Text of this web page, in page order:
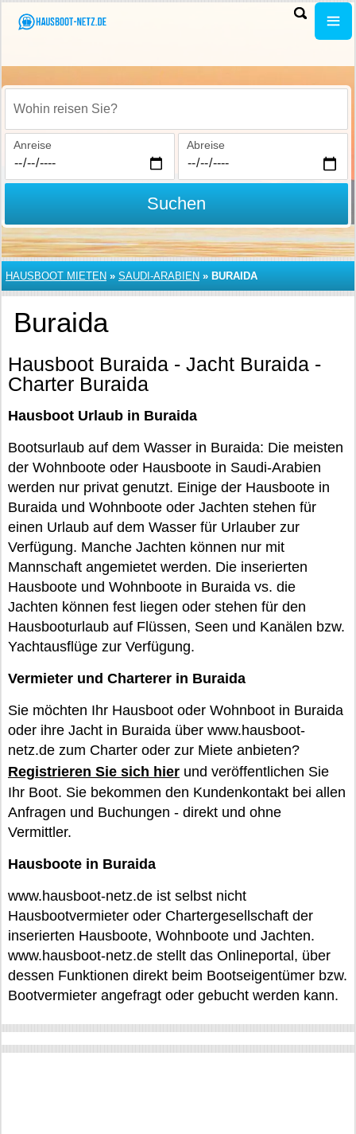
Wohin reisen Sie?
Anreise Abreise
Suchen
HAUSBOOT MIETEN » SAUDI-ARABIEN » BURAIDA
Buraida
Hausboot Buraida - Jacht Buraida -
Charter Buraida
Hausboot Urlaub in Buraida
Bootsurlaub auf dem Wasser in Buraida: Die meisten
der Wohnboote oder Hausboote in Saudi-Arabien
werden nur privat genutzt. Einige der Hausboote in
Buraida und Wohnboote oder Jachten stehen für
einen Urlaub auf dem Wasser für Urlauber zur
Verfügung. Manche Jachten können nur mit
Mannschaft angemietet werden. Die inserierten
Hausboote und Wohnboote in Buraida vs. die
Jachten können fest liegen oder stehen für den
Hausbooturlaub auf Flüssen, Seen und Kanälen bzw.
Yachtausflüge zur Verfügung.
Vermieter und Charterer in Buraida
Sie möchten Ihr Hausboot oder Wohnboot in Buraida
oder ihre Jacht in Buraida über www.hausboot-
netz.de zum Charter oder zur Miete anbieten?
Registrieren Sie sich hier und veröffentlichen Sie
Ihr Boot. Sie bekommen den Kundenkontakt bei allen
Anfragen und Buchungen - direkt und ohne
Vermittler.
Hausboote in Buraida
www.hausboot-netz.de ist selbst nicht
Hausbootvermieter oder Chartergesellschaft der
inserierten Hausboote, Wohnboote und Jachten.
www.hausboot-netz.de stellt das Onlineportal, über
dessen Funktionen direkt beim Bootseigentümer bzw.
Bootvermieter angefragt oder gebucht werden kann.